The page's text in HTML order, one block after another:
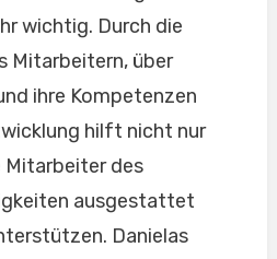
wichtig. Durch die
Mitarbeitern, über
ihre Kompetenzen
hilft nicht nur
Mitarbeiter des
ausgestattet
Danielas